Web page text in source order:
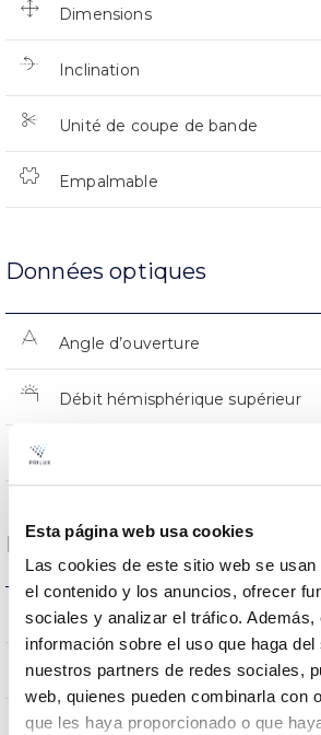
Esta página web usa cookies
Las cookies de este sitio web se
el contenido y los anuncios, ofrecer
sociales y analizar el tráfico. Además,
información sobre el uso que haga del
nuestros partners de redes sociales,
web, quienes pueden combinarla con
que les haya proporcionado o que
Dimensions
Inclination
Unité de coupe de bande
Empalmable
Données optiques
Angle d’ouverture
Débit hémisphérique supérieur
Logement et finition
Intensité (A)
Corps